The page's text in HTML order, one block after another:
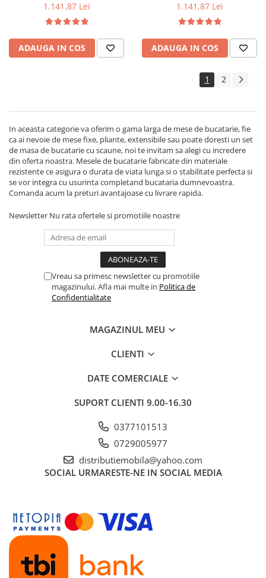
Maxima, blat MDF Furniruit,
120-150x70x76 cm, nuc
1.141,87 Lei
ADAUGA IN COS
Maxima, blat MDF Furniruit,
120-150x70x76 cm, alb
1.141,87 Lei
ADAUGA IN COS
1 2
In aceasta categorie va oferim o gama larga de mese de bucatarie, fie
ca ai nevoie de mese fixe, pliante, extensibile sau poate doresti un set
de masa de bucatarie cu scaune, noi te invitam sa alegi cu incredere
din oferta noastra. Mesele de bucatarie fabricate din materiale
rezistente ce asigura o durata de viata lunga si o stabilitate perfecta si
se vor integra cu usurinta completand bucataria dumnevoastra.
Comanda acum la preturi avantajoase cu livrare rapida.
Newsletter Nu rata ofertele si promotiile noastre
Vreau sa primesc newsletter cu promotiile
magazinului. Afla mai multe in Politica de
Confidentialitate
MAGAZINUL MEU
CLIENTI
DATE COMERCIALE
SUPORT CLIENTI 9.00-16.30
0377101513
0729005977
distributiemobila@yahoo.com
SOCIAL URMARESTE-NE IN SOCIAL MEDIA